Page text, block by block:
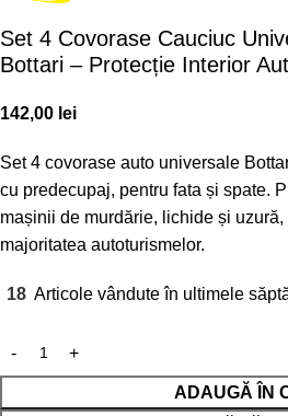
Set 4 Covorase Cauciuc
Bottari – Protecție Interior
142,00 lei
Set 4 covorase auto universale
cu predecupaj, pentru fata și spate.
mașinii de murdărie, lichide și
majoritatea autoturismelor.
18 Articole vândute în ultimele
ADAUGĂ ÎN